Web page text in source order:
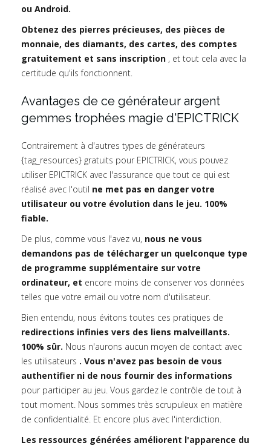
ou Android.
Obtenez des pierres précieuses, des pièces de
monnaie, des diamants, des cartes, des comptes
gratuitement et sans inscription , et tout cela avec la
certitude qu'ils fonctionnent.
Avantages de ce générateur argent
gemmes trophées magie d'EPICTRICK
Contrairement à d'autres types de générateurs
{tag_resources} gratuits pour EPICTRICK, vous pouvez
utiliser EPICTRICK avec l'assurance que tout ce qui est
réalisé avec l'outil ne met pas en danger votre
utilisateur ou votre évolution dans le jeu. 100%
fiable.
De plus, comme vous l'avez vu, nous ne vous
demandons pas de télécharger un quelconque type
de programme supplémentaire sur votre
ordinateur, et encore moins de conserver vos données
telles que votre email ou votre nom d'utilisateur.
Bien entendu, nous évitons toutes ces pratiques de
redirections infinies vers des liens malveillants.
100% sûr. Nous n'aurons aucun moyen de contact avec
les utilisateurs . Vous n'avez pas besoin de vous
authentifier ni de nous fournir des informations
pour participer au jeu. Vous gardez le contrôle de tout à
tout moment. Nous sommes très scrupuleux en matière
de confidentialité. Et encore plus avec l'interdiction.
Les ressources générées améliorent l'apparence du